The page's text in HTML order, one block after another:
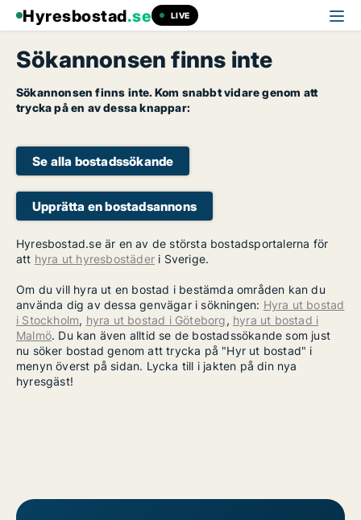
Hyresbostad.se LIVE
Sökannonsen finns inte
Sökannonsen finns inte. Kom snabbt vidare genom att
trycka på en av dessa knappar:
Se alla bostadssökande
Upprätta en bostadsannons
Hyresbostad.se är en av de största bostadsportalerna för
att hyra ut hyresbostäder i Sverige.
Om du vill hyra ut en bostad i bestämda områden kan du
använda dig av dessa genvägar i sökningen: Hyra ut bostad
i Stockholm, hyra ut bostad i Göteborg, hyra ut bostad i
Malmö. Du kan även alltid se de bostadssökande som just
nu söker bostad genom att trycka på "Hyr ut bostad" i
menyn överst på sidan. Lycka till i jakten på din nya
hyresgäst!